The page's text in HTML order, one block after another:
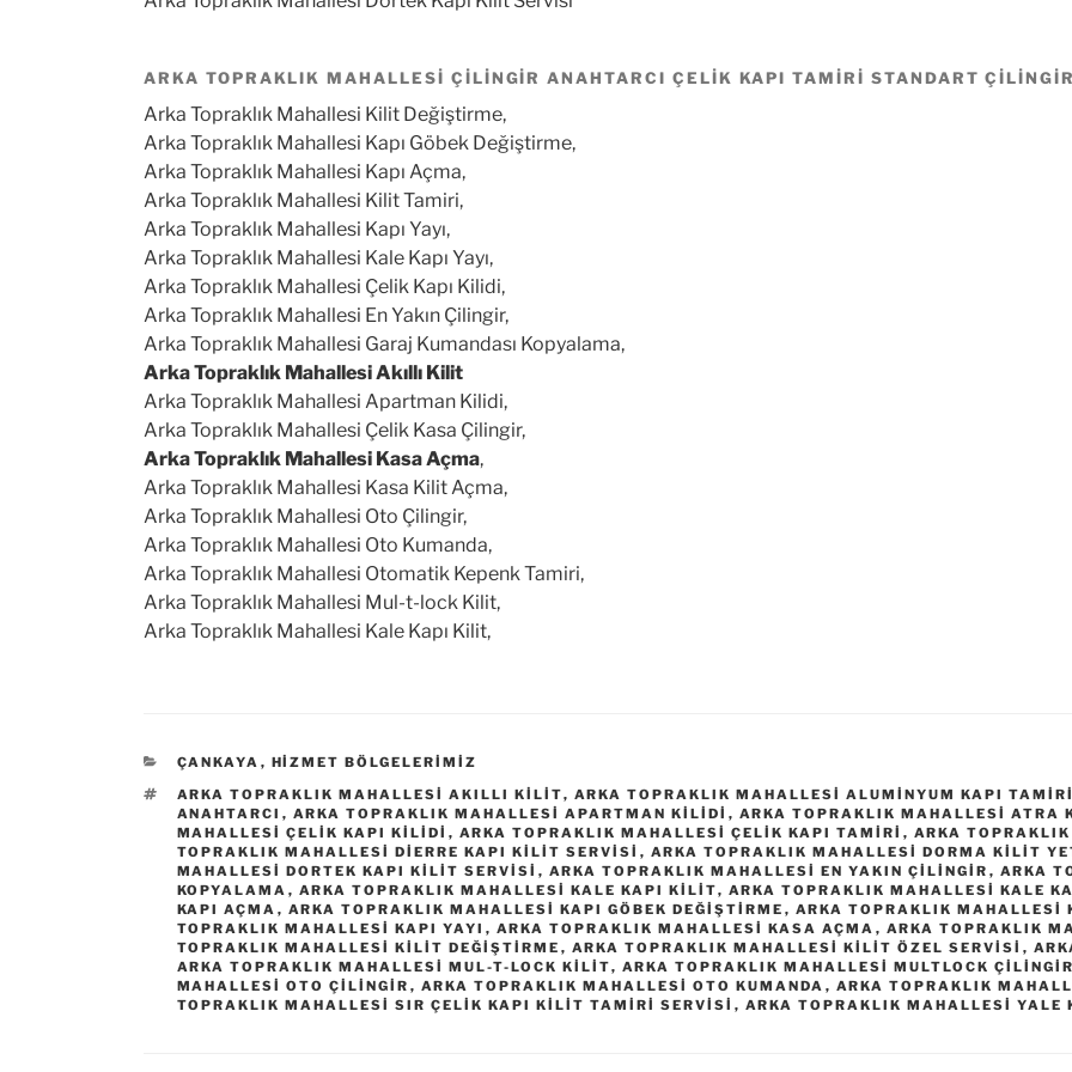
ARKA TOPRAKLIK MAHALLESI ÇILINGIR ANAHTARCI ÇELIK KAPI TAMIRI STANDART
Arka Topraklık Mahallesi Kilit Değiştirme,
Arka Topraklık Mahallesi Kapı Göbek Değiştirme,
Arka Topraklık Mahallesi Kapı Açma,
Arka Topraklık Mahallesi Kilit Tamiri,
Arka Topraklık Mahallesi Kapı Yayı,
Arka Topraklık Mahallesi Kale Kapı Yayı,
Arka Topraklık Mahallesi Çelik Kapı Kilidi,
Arka Topraklık Mahallesi En Yakın Çilingir,
Arka Topraklık Mahallesi Garaj Kumandası Kopyalama,
Arka Topraklık Mahallesi Akıllı Kilit
Arka Topraklık Mahallesi Apartman Kilidi,
Arka Topraklık Mahallesi Çelik Kasa Çilingir,
Arka Topraklık Mahallesi Kasa Açma,
Arka Topraklık Mahallesi Kasa Kilit Açma,
Arka Topraklık Mahallesi Oto Çilingir,
Arka Topraklık Mahallesi Oto Kumanda,
Arka Topraklık Mahallesi Otomatik Kepenk Tamiri,
Arka Topraklık Mahallesi Mul-t-lock Kilit,
Arka Topraklık Mahallesi Kale Kapı Kilit,
KATEGORILER
ÇANKAYA , HIZMET BÖLGELERIMIZ
ETIKETLER
ARKA TOPRAKLIK MAHALLESI AKILLI KILIT, ARKA TOPRAKLIK MAHALLESI ALUMINYUM KAPI TAMIRI
ANAHTARCI , ARKA TOPRAKLIK MAHALLESI APARTMAN KILIDI , ARKA TOPRAKLIK MAHALLESI ATRA
MAHALLESI ÇELIK KAPI KILIDI , ARKA TOPRAKLIK MAHALLESI ÇELIK KAPI TAMIRI , ARKA
TOPRAKLIK MAHALLESI DIERRE KAPI KILIT SERVISI , ARKA TOPRAKLIK MAHALLESI DORMA KILIT
MAHALLESI DORTEK KAPI KILIT SERVISI , ARKA TOPRAKLIK MAHALLESI EN YAKIN ÇILINGIR , ARKA
KOPYALAMA , ARKA TOPRAKLIK MAHALLESI KALE KAPI KILIT, ARKA TOPRAKLIK MAHALLESI KALE
KAPI AÇMA , ARKA TOPRAKLIK MAHALLESI KAPI GÖBEK DEĞIŞTIRME , ARKA TOPRAKLIK
TOPRAKLIK MAHALLESI KAPI YAYI , ARKA TOPRAKLIK MAHALLESI KASA AÇMA , ARKA TOPRAKLIK
TOPRAKLIK MAHALLESI KILIT DEĞIŞTIRME , ARKA TOPRAKLIK MAHALLESI KILIT ÖZEL SERVISI ,
ARKA TOPRAKLIK MAHALLESI MUL-T-LOCK KILIT, ARKA TOPRAKLIK MAHALLESI MULTLOCK
MAHALLESI OTO ÇILINGIR , ARKA TOPRAKLIK MAHALLESI OTO KUMANDA , ARKA TOPRAKLIK
TOPRAKLIK MAHALLESI SIR ÇELIK KAPI KILIT TAMIRI SERVISI , ARKA TOPRAKLIK MAHALLESI YALE